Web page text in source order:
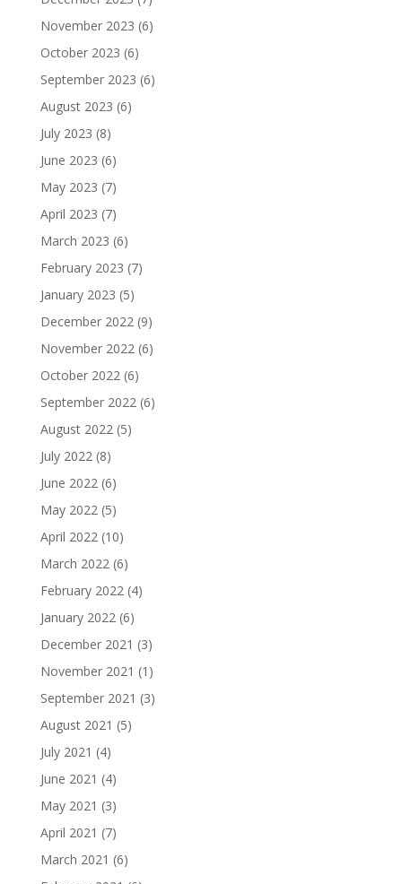
November 2023 (6)
October 2023 (6)
September 2023 (6)
August 2023 (6)
July 2023 (8)
June 2023 (6)
May 2023 (7)
April 2023 (7)
March 2023 (6)
February 2023 (7)
January 2023 (5)
December 2022 (9)
November 2022 (6)
October 2022 (6)
September 2022 (6)
August 2022 (5)
July 2022 (8)
June 2022 (6)
May 2022 (5)
April 2022 (10)
March 2022 (6)
February 2022 (4)
January 2022 (6)
December 2021 (3)
November 2021 (1)
September 2021 (3)
August 2021 (5)
July 2021 (4)
June 2021 (4)
May 2021 (3)
April 2021 (7)
March 2021 (6)